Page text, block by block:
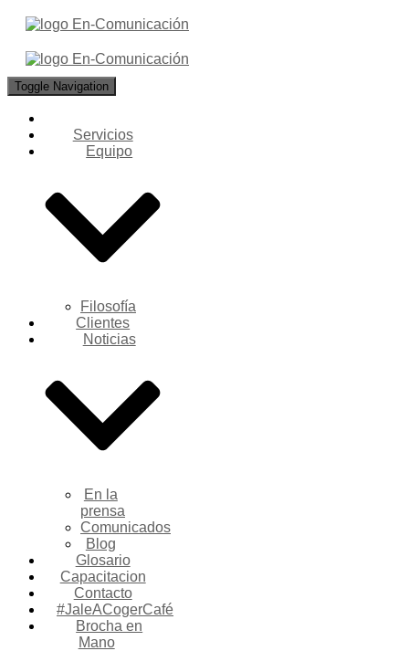
Toggle Navigation
Servicios
Equipo
Filosofía
Clientes
Noticias
En la
prensa
Comunicados
Blog
Glosario
Capacitacion
Contacto
#JaleACogerCafé
Brocha en
Mano